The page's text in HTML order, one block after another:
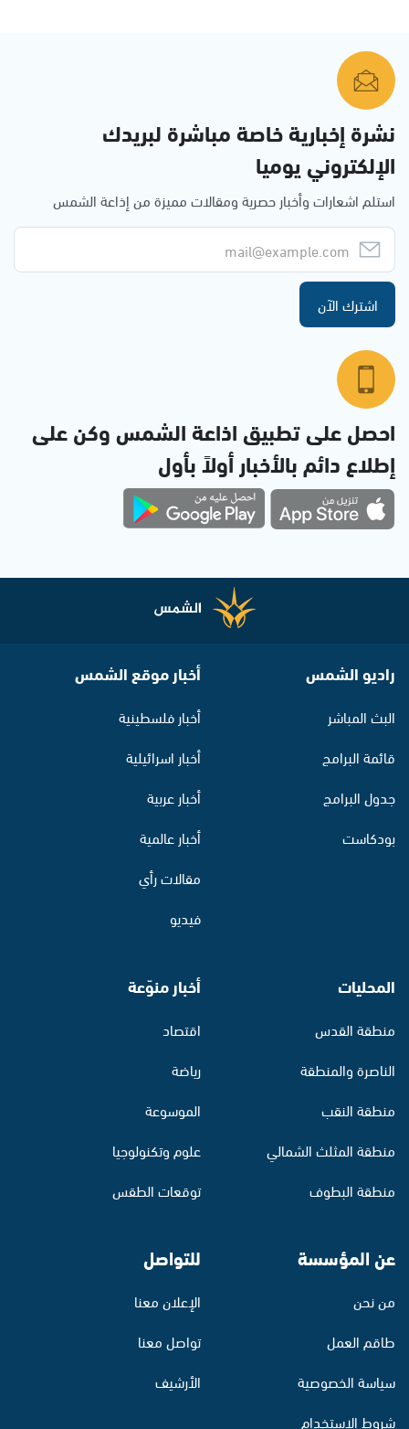
نشرة إخبارية خاصة مباشرة لبريدك
الإلكتروني يوميا
استلم اشعارات وأخبار حصرية ومقالات مميزة من إذاعة الشمس
اشترك الآن
احصل على تطبيق اذاعة الشمس وكن على
إطلاع دائم بالأخبار أولاً بأول
راديو الشمس
البث المباشر
قائمة البرامج
جدول البرامج
بودكاست
أخبار موقع الشمس
أخبار فلسطينية
أخبار اسرائيلية
أخبار عربية
أخبار عالمية
مقالات رأي
فيديو
المحليات
منطقة القدس
الناصرة والمنطقة
منطقة النقب
منطقة المثلث الشمالي
منطقة البطوف
أخبار منوّعة
اقتصاد
رياضة
الموسوعة
علوم وتكنولوجيا
توقعات الطقس
عن المؤسسة
من نحن
طاقم العمل
سياسة الخصوصية
شروط الاستخدام
للتواصل
الإعلان معنا
تواصل معنا
الأرشيف